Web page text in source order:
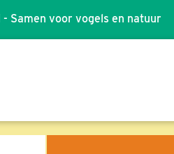
- Samen voor vogels en natuur